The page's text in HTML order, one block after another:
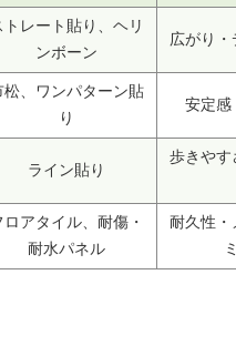
トレート貼り、ヘリ
ンボーン
広がり
松、ワンパターン貼
り
安定感
ライン貼り
歩きやす
ロアタイル、耐傷・
耐水パネル
耐久性・